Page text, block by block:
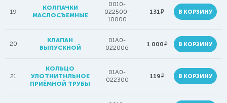
19
КОЛПАЧКИ
МАСЛОСЪЕМНЫЕ
0010-
022500-
10000
131руб. В КОРЗИНУ
20
КЛАПАН
ВЫПУСКНОЙ
01A0-
022006
1 000руб. В КОРЗИНУ
21
КОЛЬЦО
УЛОТНИТНЛЬНОЕ
ПРИЁМНОЙ ТРУБЫ
01A0-
022300
119руб. В КОРЗИНУ